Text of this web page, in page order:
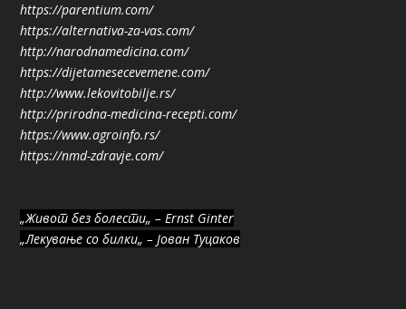
https://parentium.com/
https://alternativa-za-vas.com/
http://narodnamedicina.com/
https://dijetamesecevemene.com/
http://www.lekovitobilje.rs/
http://prirodna-medicina-recepti.com/
https://www.agroinfo.rs/
https://nmd-zdravje.com/
„Живот без болести„ – Ernst Ginter
„Лекување со билки„ – Јован Туцаков